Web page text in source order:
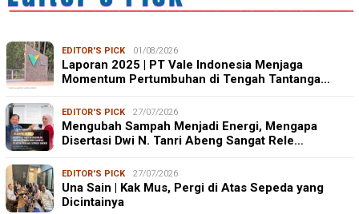
EDITOR'S PICK 01/08/2026
Laporan 2025 | PT Vale Indonesia Menjaga
Momentum Pertumbuhan di Tengah Tantanga…
EDITOR'S PICK 27/07/2026
Mengubah Sampah Menjadi Energi, Mengapa
Disertasi Dwi N. Tanri Abeng Sangat Rele…
EDITOR'S PICK 27/07/2026
Una Sain | Kak Mus, Pergi di Atas Sepeda yang
Dicintainya